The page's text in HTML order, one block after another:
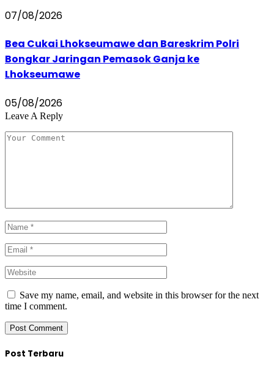
07/08/2026
Bea Cukai Lhokseumawe dan Bareskrim Polri
Bongkar Jaringan Pemasok Ganja ke
Lhokseumawe
05/08/2026
Leave A Reply
Save my name, email, and website in this browser for the next
time I comment.
Post Terbaru